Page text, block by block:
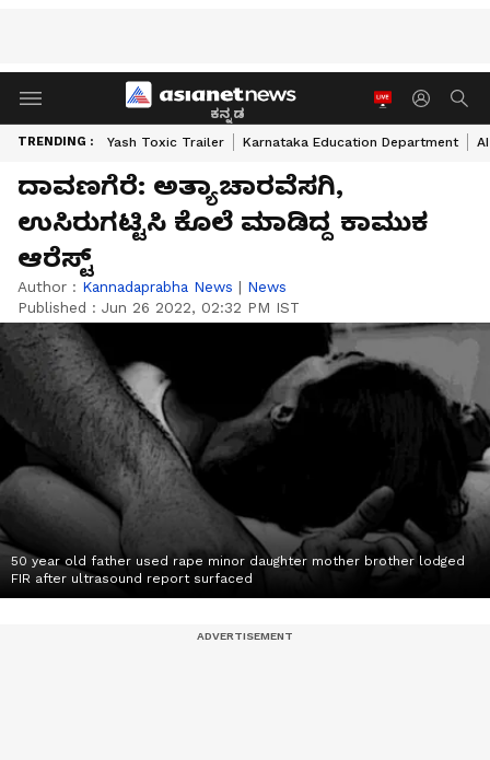
ಕನ್ನಡ
TRENDING : Yash Toxic Trailer Karnataka Education Department
ದಾವಣಗೆರೆ: ಅತ್ಯಾಚಾರವೆಸಗಿ,
ಉಸಿರುಗಟ್ಟಿಸಿ ಕೊಲೆ ಮಾಡಿದ್ದ ಕಾಮುಕ
ಆರೆಸ್ಟ್‌
Author : Kannadaprabha News | News
Published : Jun 26 2022, 02:32 PM IST
50 year old father used rape minor daughter mother brother lodged
FIR after ultrasound report surfaced